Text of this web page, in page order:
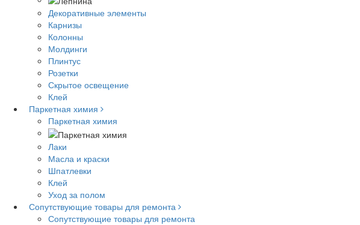
Декоративные элементы
Карнизы
Колонны
Молдинги
Плинтус
Розетки
Скрытое освещение
Клей
Паркетная химия
Паркетная химия
Лаки
Масла и краски
Шпатлевки
Клей
Уход за полом
Сопутствующие товары для ремонта
Сопутствующие товары для ремонта